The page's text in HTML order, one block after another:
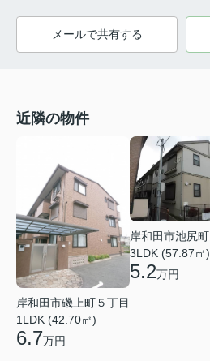
メールで共有する
近隣の物件
岸和田市磯上町５丁目
1LDK (42.70㎡)
6.7万円
岸和田市池尻町
3LDK (57.87㎡)
5.2万円